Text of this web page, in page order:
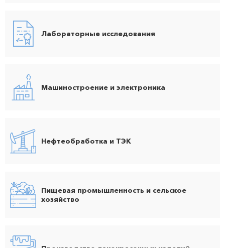
Лабораторные исследования
Машиностроение и электроника
Нефтеобработка и ТЭК
Пищевая промышленность и сельское
хозяйство